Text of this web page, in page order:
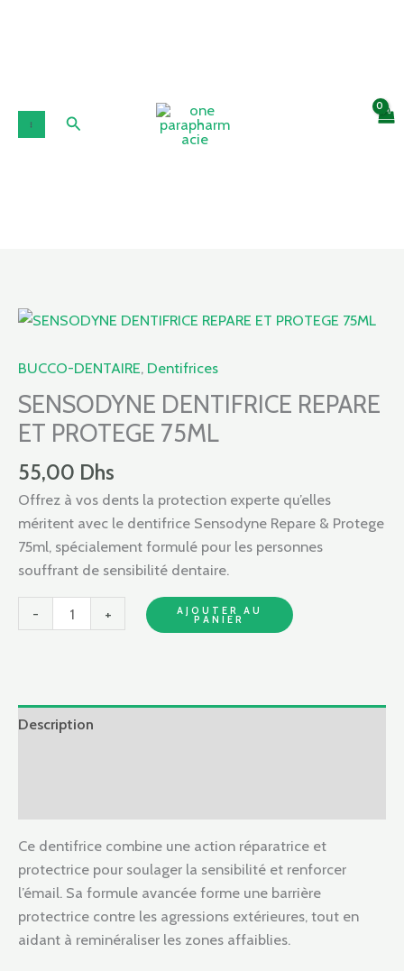
Rechercher
BUCCO-DENTAIRE, Dentifrices
SENSODYNE DENTIFRICE REPARE
ET PROTEGE 75ML
55,00 Dhs
Offrez à vos dents la protection experte qu’elles
méritent avec le dentifrice Sensodyne Repare & Protege
75ml, spécialement formulé pour les personnes
souffrant de sensibilité dentaire.
-
quantité
SENSODYNE
REPARE
ET
75ML
+ AJOUTER AU
PANIER
Description
Ce dentifrice combine une action réparatrice et
protectrice pour soulager la sensibilité et renforcer
l’émail. Sa formule avancée forme une barrière
protectrice contre les agressions extérieures, tout en
aidant à reminéraliser les zones affaiblies.